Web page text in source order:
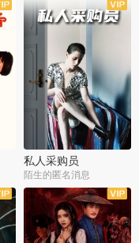
私人采购员
陌生的匿名消息